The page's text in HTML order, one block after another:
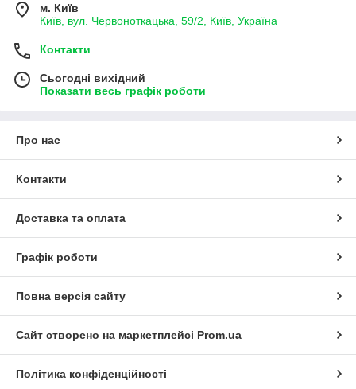
м. Київ
Київ, вул. Червоноткацька, 59/2, Київ, Україна
Контакти
Сьогодні вихідний
Показати весь графік роботи
Про нас
Контакти
Доставка та оплата
Графік роботи
Повна версія сайту
Сайт створено на маркетплейсі Prom.ua
Політика конфіденційності